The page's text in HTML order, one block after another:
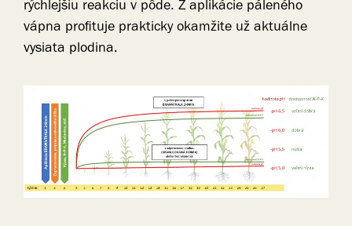
rýchlejšiu reakciu v pôde. Z aplikácie páleného
vápna profituje prakticky okamžite už aktuálne
vysiata plodina.